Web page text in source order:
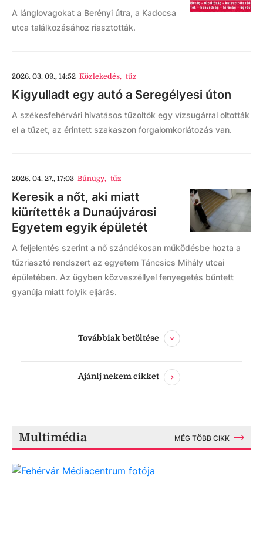
A lánglovagokat a Berényi útra, a Kadocsa
utca találkozásához riasztották.
2026. 03. 09., 14:52 Közlekedés, tűz
Kigyulladt egy autó a Seregélyesi úton
A székesfehérvári hivatásos tűzoltók egy vízsugárral oltották
el a tüzet, az érintett szakaszon forgalomkorlátozás van.
2026. 04. 27., 17:03 Bűnügy, tűz
Keresik a nőt, aki miatt
kiürítették a Dunaújvárosi
Egyetem egyik épületét
A feljelentés szerint a nő szándékosan működésbe hozta a
tűzriasztó rendszert az egyetem Táncsics Mihály utcai
épületében. Az ügyben közveszéllyel fenyegetés bűntett
gyanúja miatt folyik eljárás.
Továbbiak betöltése
Ajánlj nekem cikket
Multimédia MÉG TÖBB CIKK